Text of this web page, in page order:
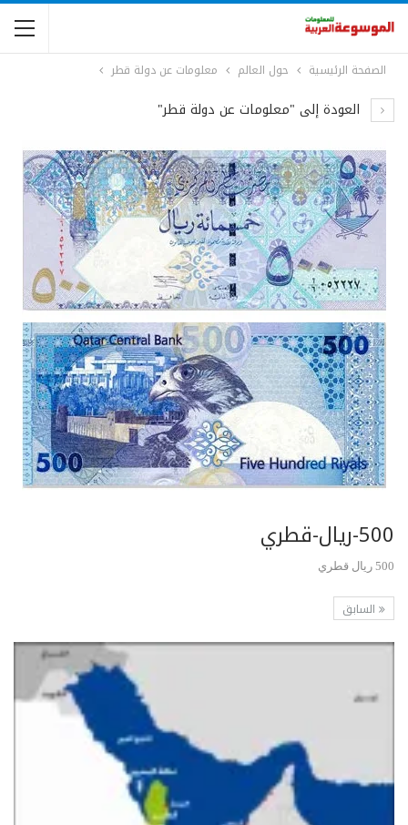
الصفحة الرئيسية حول العالم معلومات عن دولة قطر
العودة إلى "معلومات عن دولة قطر"
500-ريال-قطري
500 ريال قطري
السابق